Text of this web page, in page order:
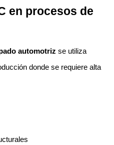
en procesos de
automotriz se utiliza
donde se requiere alta